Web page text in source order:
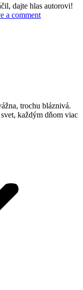
dajte hlas autorovi!
a comment
trochu bláznivá.
každým dňom viac